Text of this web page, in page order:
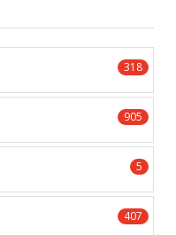
318
905
5
407